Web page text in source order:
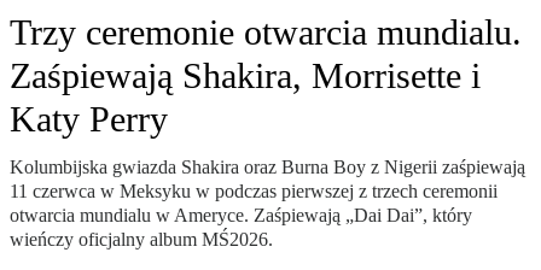
Trzy ceremonie otwarcia mundialu.
Zaśpiewają Shakira, Morrisette i
Katy Perry
Kolumbijska gwiazda Shakira oraz Burna Boy z Nigerii zaśpiewają
11 czerwca w Meksyku w podczas pierwszej z trzech ceremonii
otwarcia mundialu w Ameryce. Zaśpiewają „Dai Dai”, który
wieńczy oficjalny album MŚ2026.